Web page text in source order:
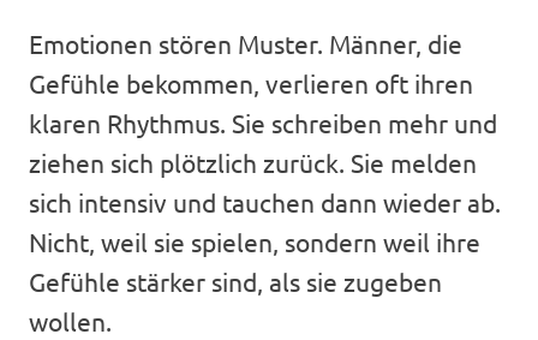
Emotionen stören Muster. Männer, die
Gefühle bekommen, verlieren oft ihren
klaren Rhythmus. Sie schreiben mehr und
ziehen sich plötzlich zurück. Sie melden
sich intensiv und tauchen dann wieder ab.
Nicht, weil sie spielen, sondern weil ihre
Gefühle stärker sind, als sie zugeben
wollen.